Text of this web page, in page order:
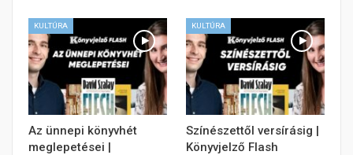
KULTÚRA
Az ünnepi könyvhét
meglepetései |
KULTÚRA
Színészettől versírásig |
Könyvjelző Flash